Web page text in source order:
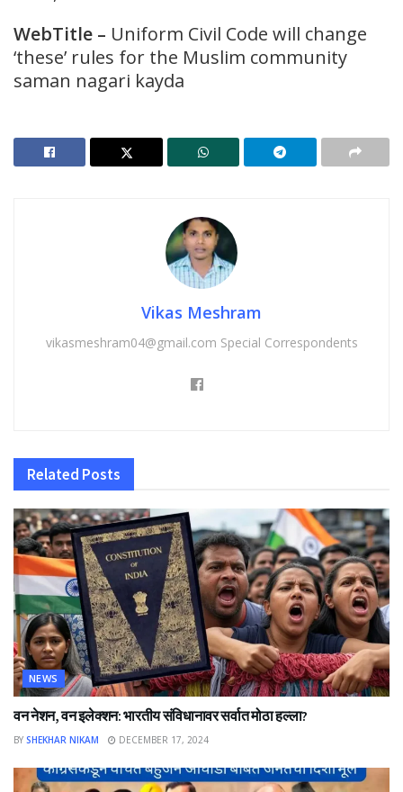
WebTitle – Uniform Civil Code will change
‘these’ rules for the Muslim community
saman nagari kayda
Vikas Meshram
vikasmeshram04@gmail.com Special Correspondents
Related Posts
NEWS
वन नेशन, वन इलेक्शन: भारतीय संविधानावर सर्वात मोठा हल्ला?
BY SHEKHAR NIKAM DECEMBER 17, 2024